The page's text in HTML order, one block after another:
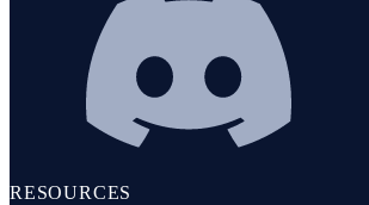
SQLite
WSGI/ASGI
Ferramentas de linha de comando
RESOURCES